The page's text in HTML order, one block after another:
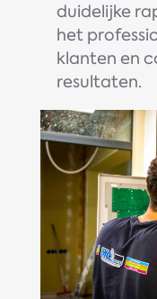
duidelijke
het
klanten en
resultaten.